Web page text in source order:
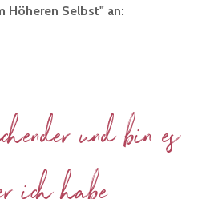
Höheren Selbst" an:
und bin es